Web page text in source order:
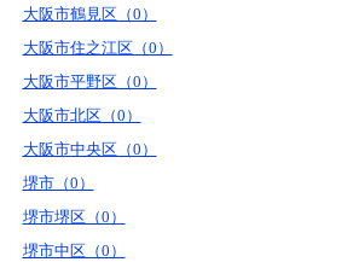
大阪市鶴見区（0）
大阪市住之江区（0）
大阪市平野区（0）
大阪市北区（0）
大阪市中央区（0）
堺市（0）
堺市堺区（0）
堺市中区（0）